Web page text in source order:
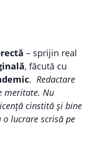
– sprijin real
, făcută cu
. Redactare
meritate. Nu
cinstită și bine
o lucrare scrisă pe